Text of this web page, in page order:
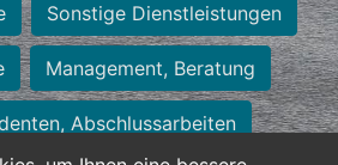
Sonstige Dienstleistungen
Management, Beratung
Abschlussarbeiten